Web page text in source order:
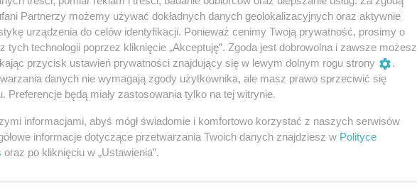
dwóch przypadkach kradzieży luksusowych
kierowców.
przypadkową ofiarą złodziei samochodów,
nie wiedzieli, do kogo ono należy.
to zabójstwo na zlecenie, ani żeby w ogóle w tej
lat więzienia.(pap)
Partnerzy możemy używać dokładnych danych geolokalizacyjnych oraz aktywnie
urządzenia do celów identyfikacji. Ponieważ cenimy Twoją prywatność, prosimy o
tych technologii poprzez kliknięcie „Akceptuję”. Zgoda jest dobrowolna i zawsze możesz
przycisk ustawień prywatności znajdujący się w lewym dolnym rogu strony
.
danych nie wymagają zgody użytkownika, ale masz prawo sprzeciwić się
Preferencje będą miały zastosowania tylko na tej witrynie.
informacjami, abyś mógł świadomie i komfortowo korzystać z naszych serwisów
informacje dotyczące przetwarzania Twoich danych znajdziesz w Polityce
oraz po kliknięciu w „Ustawienia”.